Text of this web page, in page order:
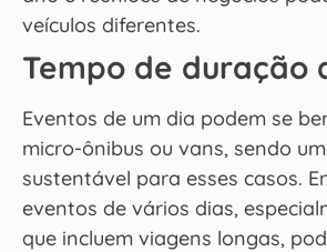
veículos diferentes.
Tempo de duração
Eventos de um dia podem se
micro-ônibus ou vans, sendo
sustentável para esses casos.
eventos de vários dias,
que incluem viagens longas,